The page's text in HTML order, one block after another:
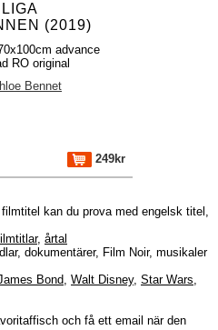
(2019)
advance
RO original
Bennet
249kr
kan du prova med engelsk titel,
, årtal
dokumentärer, Film Noir, musikaler
Bond, Walt Disney, Star Wars,
och få ett email när den